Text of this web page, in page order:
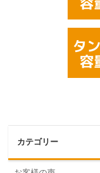
カテゴリー